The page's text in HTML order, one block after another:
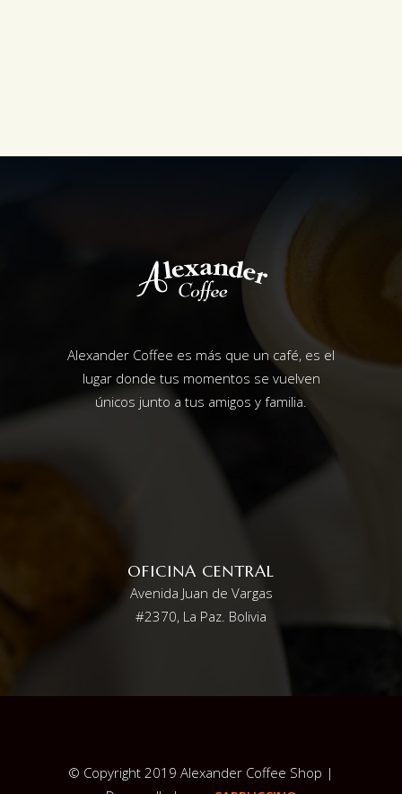
Alexander Coffee es más que un café, es el
lugar donde tus momentos se vuelven
únicos junto a tus amigos y familia.
OFICINA CENTRAL
Avenida Juan de Vargas
#2370, La Paz. Bolivia
© Copyright 2019 Alexander Coffee Shop |